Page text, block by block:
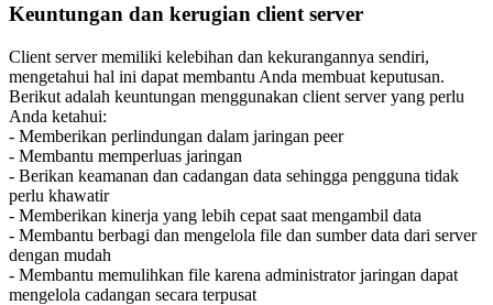
Keuntungan dan kerugian client server
Client server memiliki kelebihan dan kekurangannya sendiri,
mengetahui hal ini dapat membantu Anda membuat keputusan.
Berikut adalah keuntungan menggunakan client server yang perlu
Anda ketahui:
- Memberikan perlindungan dalam jaringan peer
- Membantu memperluas jaringan
- Berikan keamanan dan cadangan data sehingga pengguna tidak
perlu khawatir
- Memberikan kinerja yang lebih cepat saat mengambil data
- Membantu berbagi dan mengelola file dan sumber data dari server
dengan mudah
- Membantu memulihkan file karena administrator jaringan dapat
mengelola cadangan secara terpusat